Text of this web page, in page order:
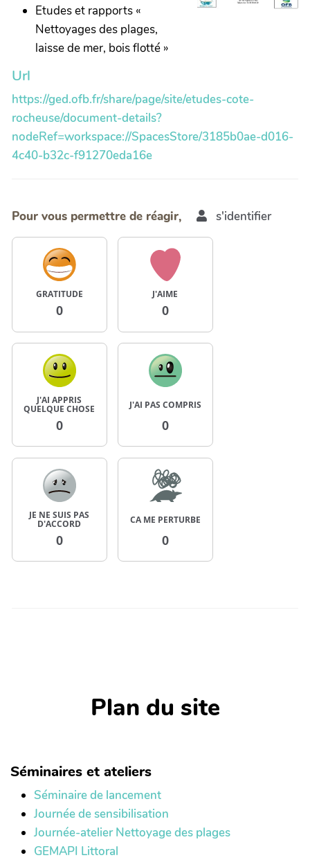
Etudes et rapports «
Nettoyages des plages,
laisse de mer, bois flotté »
Url
https://ged.ofb.fr/share/page/site/etudes-cote-
rocheuse/document-details?
nodeRef=workspace://SpacesStore/3185b0ae-d016-
4c40-b32c-f91270eda16e
Pour vous permettre de réagir, s'identifier
GRATITUDE
0
J'AIME
0
J'AI APPRIS
QUELQUE CHOSE
0
J'AI PAS COMPRIS
0
JE NE SUIS PAS
D'ACCORD
0
CA ME PERTURBE
0
Plan du site
Séminaires et ateliers
Séminaire de lancement
Journée de sensibilisation
Journée-atelier Nettoyage des plages
GEMAPI Littoral